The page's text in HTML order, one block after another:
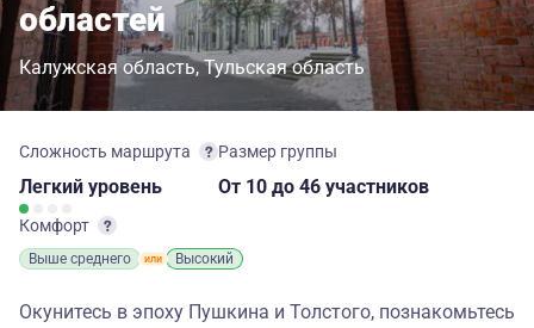
областей
Калужская область Тульская область
Сложность маршрута
Легкий уровень
Комфорт
Выше среднего Высокий
Размер группы
От 10 до 46 участников
Окунитесь в эпоху Пушкина и Толстого, познакомьтесь